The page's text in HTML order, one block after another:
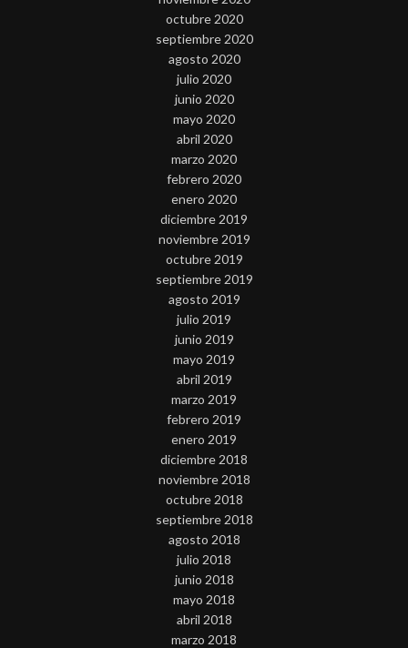
octubre 2020
septiembre 2020
agosto 2020
julio 2020
junio 2020
mayo 2020
abril 2020
marzo 2020
febrero 2020
enero 2020
diciembre 2019
noviembre 2019
octubre 2019
septiembre 2019
agosto 2019
julio 2019
junio 2019
mayo 2019
abril 2019
marzo 2019
febrero 2019
enero 2019
diciembre 2018
noviembre 2018
octubre 2018
septiembre 2018
agosto 2018
julio 2018
junio 2018
mayo 2018
abril 2018
marzo 2018